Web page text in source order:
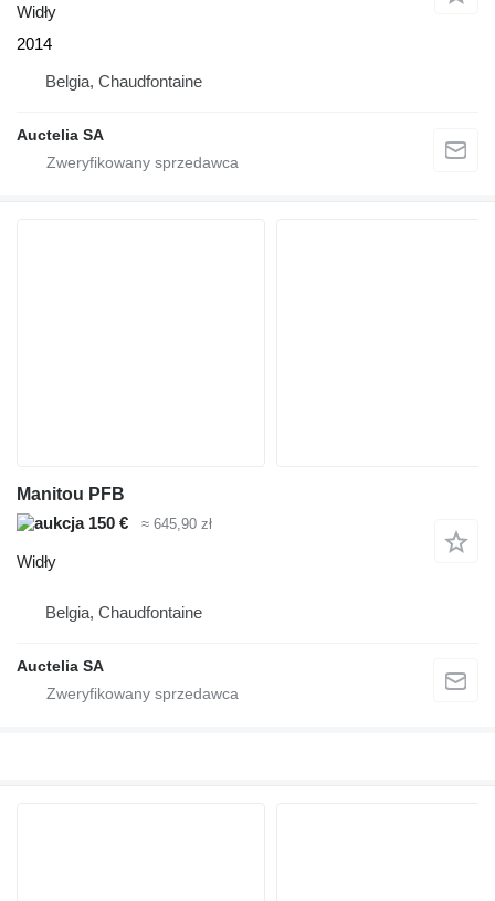
Widły
2014
Belgia, Chaudfontaine
Auctelia SA
Manitou PFB
150 €
≈ 645,90 zł
Widły
Belgia, Chaudfontaine
Auctelia SA